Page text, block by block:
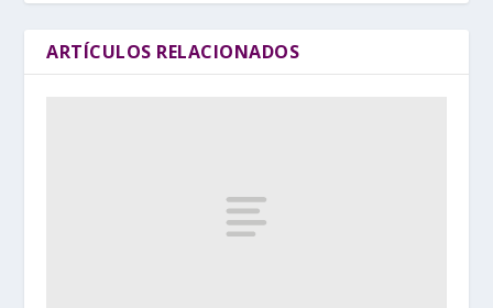
ARTÍCULOS RELACIONADOS